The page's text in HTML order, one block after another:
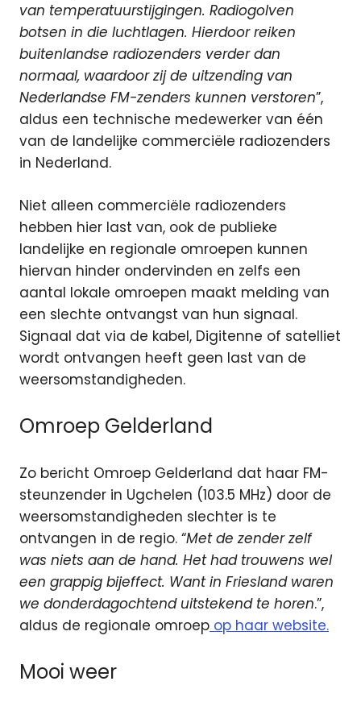
van temperatuurstijgingen. Radiogolven
botsen in die luchtlagen. Hierdoor reiken
buitenlandse radiozenders verder dan
normaal, waardoor zij de uitzending van
Nederlandse FM-zenders kunnen verstoren”,
aldus een technische medewerker van één
van de landelijke commerciële radiozenders
in Nederland.
Niet alleen commerciële radiozenders
hebben hier last van, ook de publieke
landelijke en regionale omroepen kunnen
hiervan hinder ondervinden en zelfs een
aantal lokale omroepen maakt melding van
een slechte ontvangst van hun signaal.
Signaal dat via de kabel, Digitenne of satelliet
wordt ontvangen heeft geen last van de
weersomstandigheden.
Omroep Gelderland
Zo bericht Omroep Gelderland dat haar FM-
steunzender in Ugchelen (103.5 MHz) door de
weersomstandigheden slechter is te
ontvangen in de regio. “Met de zender zelf
was niets aan de hand. Het had trouwens wel
een grappig bijeffect. Want in Friesland waren
we donderdagochtend uitstekend te horen.”,
aldus de regionale omroep op haar website.
Mooi weer